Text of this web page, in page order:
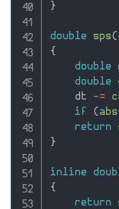
}
double sps(
{
double
double
    dt
-=
if
( abs
return
}
inline
{
return